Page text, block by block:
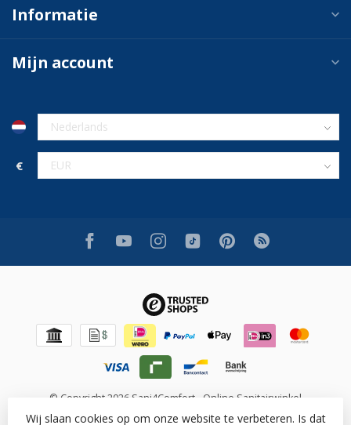
Informatie
Mijn account
€
© Copyright 2026 Sani4Comfort - Online Sanitairwinkel
Wij slaan cookies op om onze website te verbeteren. Is dat